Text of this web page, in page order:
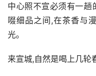
中心照不宣必须有一趟
啜细品之间,在茶香与
光。
来宣城,自然是喝上几轮